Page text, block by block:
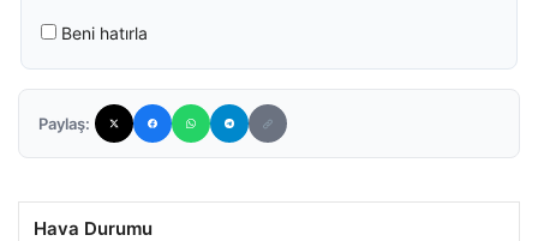
Beni hatırla
Paylaş:
Hava Durumu